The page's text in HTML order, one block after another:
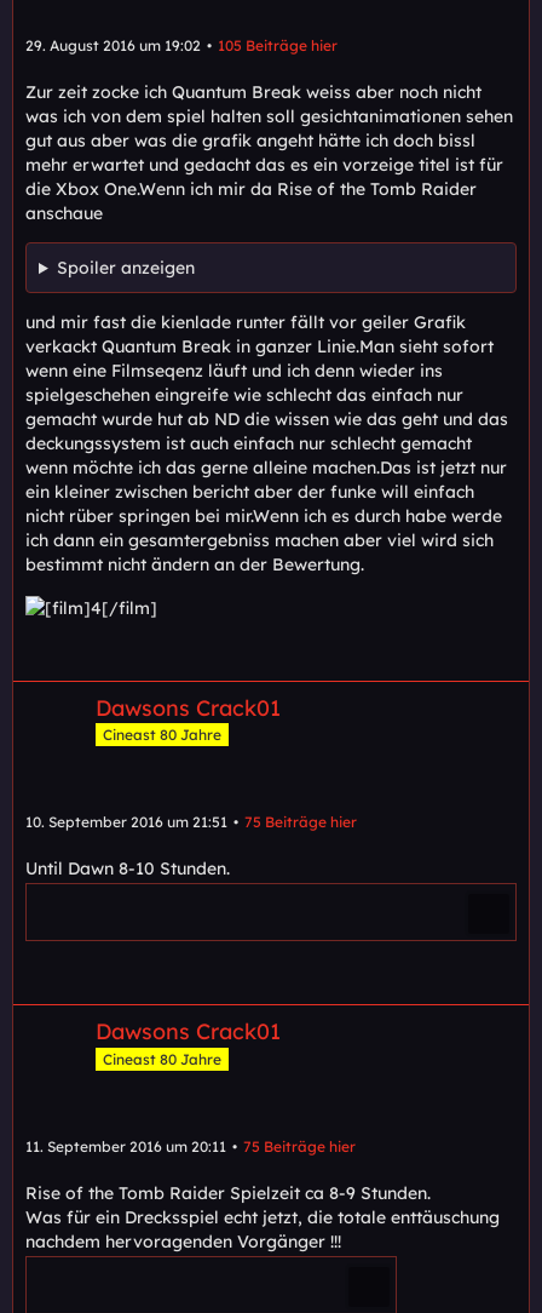
29. August 2016 um 19:02 105 Beiträge hier
Zur zeit zocke ich Quantum Break weiss aber noch nicht
was ich von dem spiel halten soll gesichtanimationen sehen
gut aus aber was die grafik angeht hätte ich doch bissl
mehr erwartet und gedacht das es ein vorzeige titel ist für
die Xbox One.Wenn ich mir da Rise of the Tomb Raider
anschaue
Spoiler anzeigen
und mir fast die kienlade runter fällt vor geiler Grafik
verkackt Quantum Break in ganzer Linie.Man sieht sofort
wenn eine Filmseqenz läuft und ich denn wieder ins
spielgeschehen eingreife wie schlecht das einfach nur
gemacht wurde hut ab ND die wissen wie das geht und das
deckungssystem ist auch einfach nur schlecht gemacht
wenn möchte ich das gerne alleine machen.Das ist jetzt nur
ein kleiner zwischen bericht aber der funke will einfach
nicht rüber springen bei mir.Wenn ich es durch habe werde
ich dann ein gesamtergebniss machen aber viel wird sich
bestimmt nicht ändern an der Bewertung.
Dawsons Crack01
Cineast 80 Jahre
10. September 2016 um 21:51 75 Beiträge hier
Until Dawn 8-10 Stunden.
Dawsons Crack01
Cineast 80 Jahre
11. September 2016 um 20:11 75 Beiträge hier
Rise of the Tomb Raider Spielzeit ca 8-9 Stunden.
Was für ein Drecksspiel echt jetzt, die totale enttäuschung
nachdem hervoragenden Vorgänger !!!